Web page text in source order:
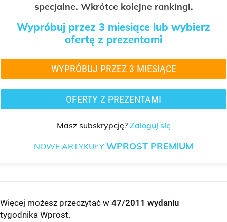
specjalne. Wkrótce kolejne rankingi.
Wypróbuj przez 3 miesiące lub wybierz
ofertę z prezentami
WYPRÓBUJ PRZEZ 3 MIESIĄCE
OFERTY Z PREZENTAMI
Masz subskrypcję? Zaloguj się
NOWE ARTYKUŁY WPROST PREMIUM
Więcej możesz przeczytać w 47/2011 wydaniu
tygodnika Wprost.